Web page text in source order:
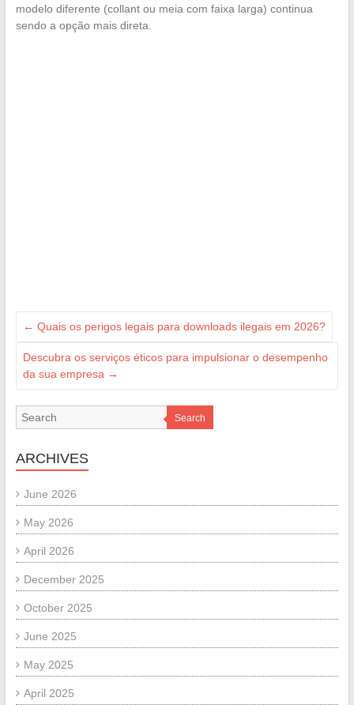
modelo diferente (collant ou meia com faixa larga) continua
sendo a opção mais direta.
← Quais os perigos legais para downloads ilegais em 2026?
Descubra os serviços éticos para impulsionar o desempenho
da sua empresa →
Search
ARCHIVES
June 2026
May 2026
April 2026
December 2025
October 2025
June 2025
May 2025
April 2025